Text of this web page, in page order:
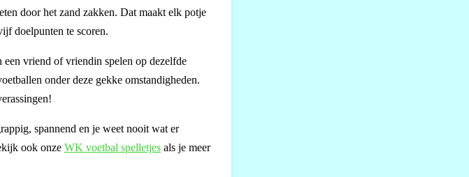
door het zand zakken. Dat maakt elk potje
doelpunten te scoren.
vriend of vriendin spelen op dezelfde
onder deze gekke omstandigheden.
spannend en je weet nooit wat er
ook onze WK voetbal spelletjes als je meer